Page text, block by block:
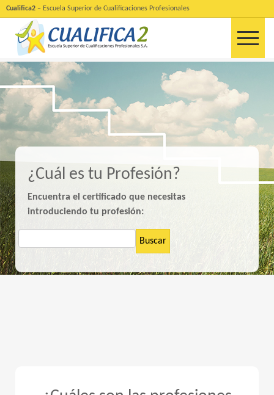
Cualifica2 – Escuela Superior de Cualificaciones Profesionales
¿Cuál es tu Profesión?
Encuentra el certificado que necesitas
introduciendo tu profesión:
Buscar